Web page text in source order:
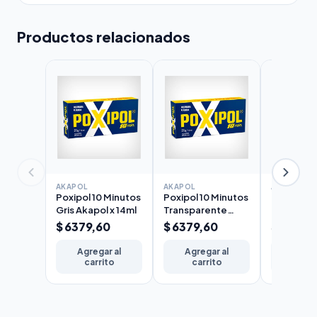
Productos relacionados
AKAPOL
Poxipol 10 Minutos
Gris Akapol x 14ml
$ 6379,60
Agregar al
carrito
AKAPOL
Poxipol 10 Minutos
Transparente
Akapol x 14ml
$ 6379,60
Agregar al
carrito
AKAPOL
$